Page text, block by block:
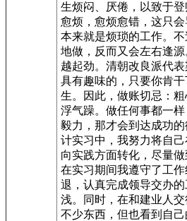
生烦闷、厌倦，以致于
愈烦，愈烦愈错，这只
本来就是烦琐的工作。
地做，反而又会左右逢
越起劲。清朝改良派代
具有趣味的，只要你肯
生。因此，做账切忌：
浮气躁。做任何事都一
毅力，那才会到达成功
计实习中，我努力将自
向实践方面转化，尽量做
在实习期间我遵守了工
退，认真完成领导交办
浅。同时，在和建业人
不少东西，但也看到自